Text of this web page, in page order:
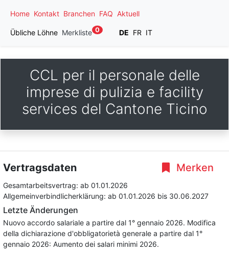
Home Kontakt Branchen FAQ Aktuell
Übliche Löhne Merkliste 0 DE FR IT
CCL per il personale delle
imprese di pulizia e facility
services del Cantone Ticino
Merken
Vertragsdaten
Gesamtarbeitsvertrag: ab 01.01.2026
Allgemeinverbindlicherklärung: ab 01.01.2026 bis 30.06.2027
Letzte Änderungen
Nuovo accordo salariale a partire dal 1° gennaio 2026. Modifica
della dichiarazione d'obbligatorietà generale a partire dal 1°
gennaio 2026: Aumento dei salari minimi 2026.